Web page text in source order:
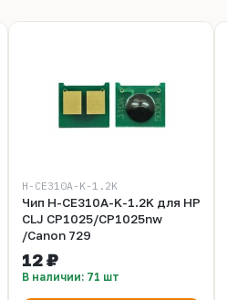
H-CE310A-K-1.2K
Чип H-CE310A-K-1.2K для HP
CLJ CP1025/CP1025nw
/Canon 729
12 ₽
В наличии: 71 шт